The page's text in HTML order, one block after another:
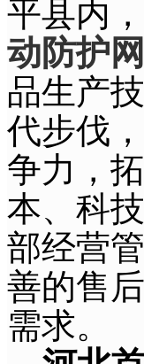
平县内
动防护网
品生产
代步伐
争力，
本、科
部经营
善的售
需求。